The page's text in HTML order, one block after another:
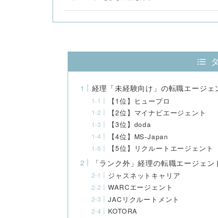
経理「未経験向け」の転職エージェ
【1位】ヒュープロ
【2位】マイナビエージェント
【3位】doda
【4位】MS-Japan
【5位】リクルートエージェント
「ランク外」経理の転職エージェン
ジャスネットキャリア
WARCエージェント
JACリクルートメント
KOTORA